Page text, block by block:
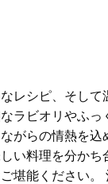
レシピ、そし
ラビオリやふ
がらの情熱を
い料理を分かち
堪能ください